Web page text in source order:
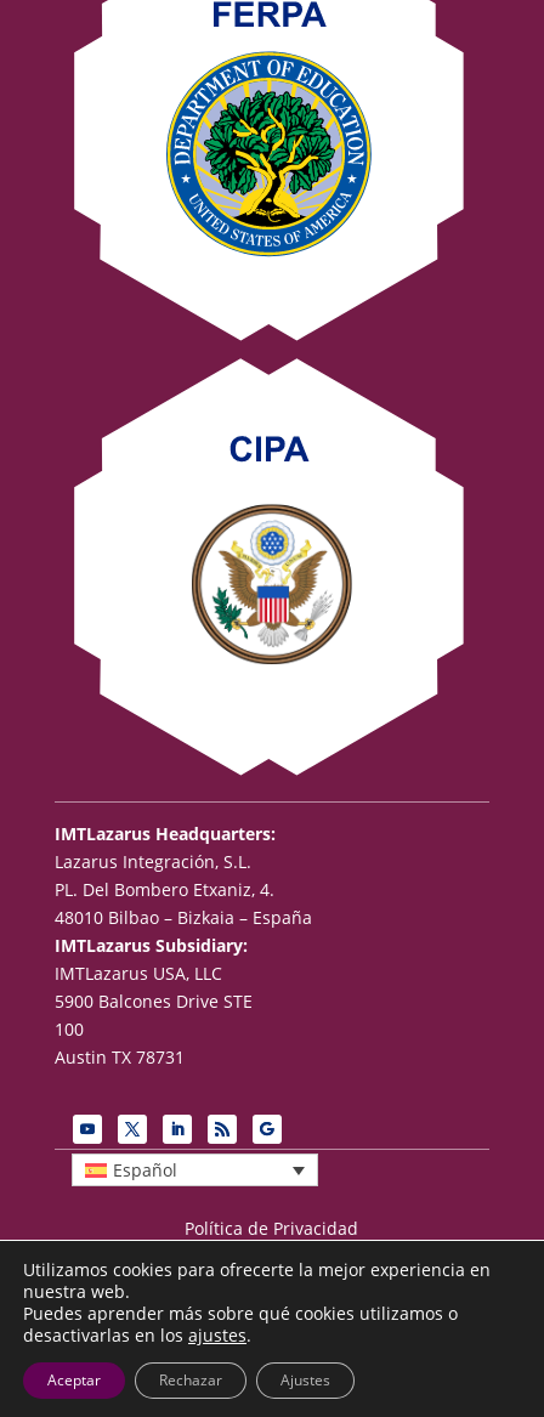
IMTLazarus Headquarters:
Lazarus Integración, S.L.
PL. Del Bombero Etxaniz, 4.
48010 Bilbao – Bizkaia – España
IMTLazarus Subsidiary:
IMTLazarus USA, LLC
5900 Balcones Drive STE
100
Austin TX 78731
Español
Política de Privacidad
Aviso legal
© 2026 IMTLazarus (Lazarus Integración, S.L.)
Utilizamos cookies para ofrecerte la mejor experiencia en
nuestra web.
Puedes aprender más sobre qué cookies utilizamos o
desactivarlas en los ajustes.
Aceptar Rechazar Ajustes